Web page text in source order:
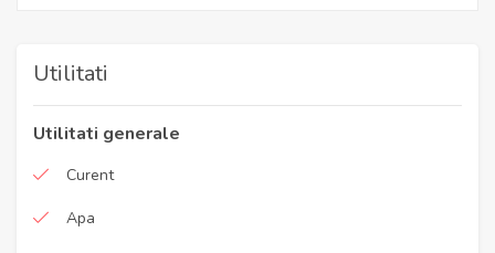
Utilitati
Utilitati generale
Curent
Apa